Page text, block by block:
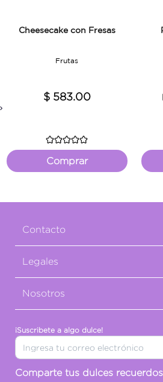
Cheesecake con Fresas
Frutas
$ 583.00
Comprar
Contacto
Legales
Nosotros
¡Suscribete a algo dulce!
Comparte tus dulces recuerdos